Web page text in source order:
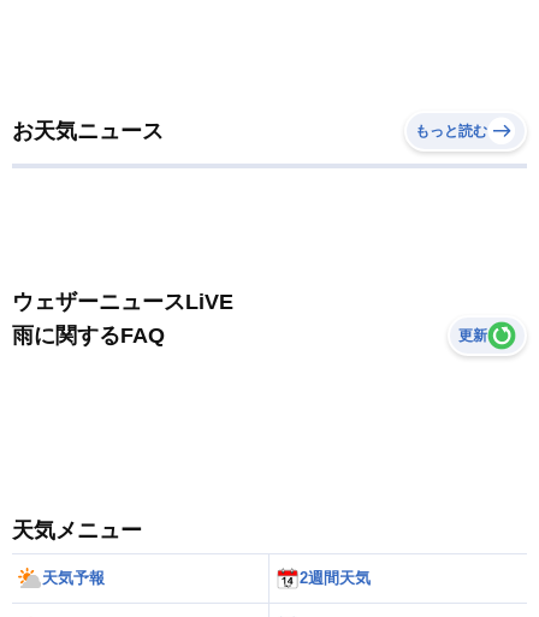
お天気ニュース もっと読む
ウェザーニュースLiVE
雨に関するFAQ
更新
天気メニュー
天気予報 2週間天気